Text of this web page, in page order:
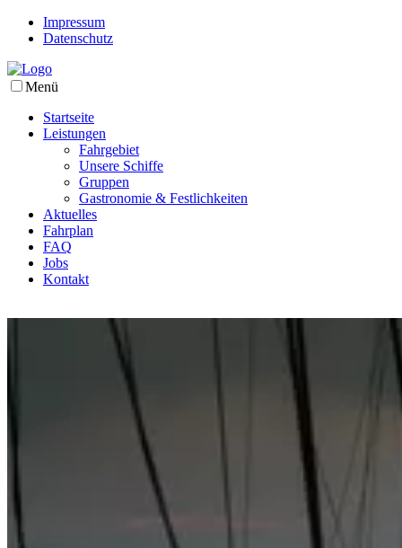
Impressum
Datenschutz
Menü
Startseite
Leistungen
Fahrgebiet
Unsere Schiffe
Gruppen
Gastronomie & Festlichkeiten
Aktuelles
Fahrplan
FAQ
Jobs
Kontakt